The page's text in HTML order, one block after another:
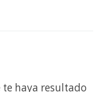
te haya resultado